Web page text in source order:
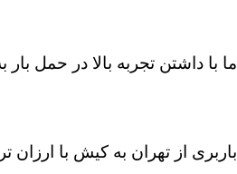
ما با داشتن تجربه بالا در حمل
باربری از تهران به کیش با ارزان